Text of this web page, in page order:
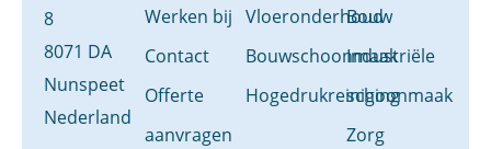
8
8071 DA
Nunspeet
Nederland
Werken bij
Contact
Offerte
aanvragen
Vloeronderhoud
Bouwschoonmaak
Hogedrukreiniging
Bouw
Industriële
schoonmaak
Zorg